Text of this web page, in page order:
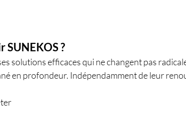
?
solutions efficaces qui ne changent pas
en profondeur. Indépendamment de leur